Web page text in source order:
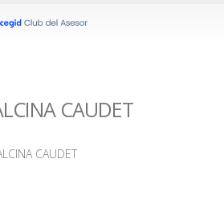
CAUDET
CAUDET